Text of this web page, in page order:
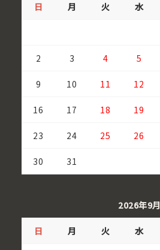
日 月 火 水
2 3 4 5
9 10 11 12
16 17 18 19
23 24 25 26
30 31
2026年9月
日 月 火 水